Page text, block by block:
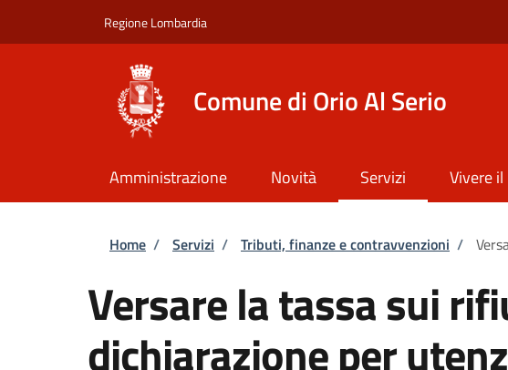
Regione Lombardia
Comune di Orio Al Serio
Amministrazione Novità Servizi Vivere
Briciole di pane
Home / Servizi / Tributi, finanze e contravvenzioni /
Versare la tassa sui
dichiarazione per